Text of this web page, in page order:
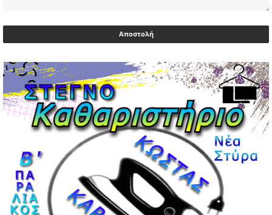
και Ολυμπιακού
02/05/2026 | 20:28
Περιστέρι: Ένταση μεταξύ ανηλίκων άφησε δύο
15χρονους τραυματίες
02/05/2026 | 18:56
Ηνωμένα Αραβικά Εμιράτα: Αίρουν τους περιορισμούς
στον εναέριο χώρο
02/05/2026 | 17:16
Η Αθηνά Λινού αφήνει ανοιχτό το ενδεχόμενο ένταξης
στον νέο πολιτικό φορέα Τσίπρα
02/05/2026 | 17:01